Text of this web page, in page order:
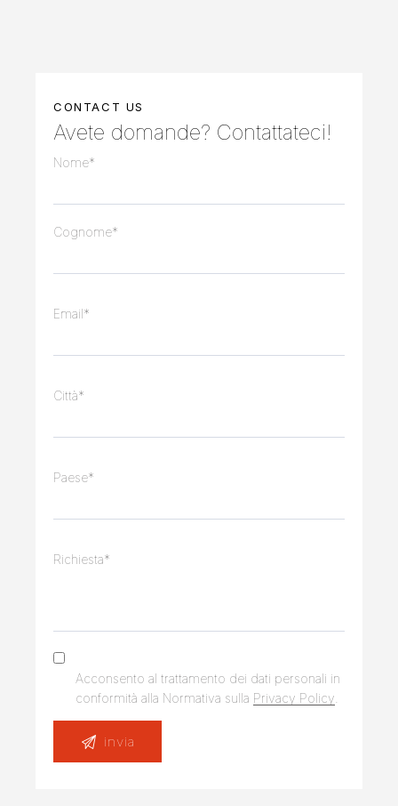
CONTACT US
Avete domande? Contattateci!
Nome*
Cognome*
Email*
Città*
Paese*
Richiesta*
Acconsento al trattamento dei dati personali in
conformità alla Normativa sulla Privacy Policy